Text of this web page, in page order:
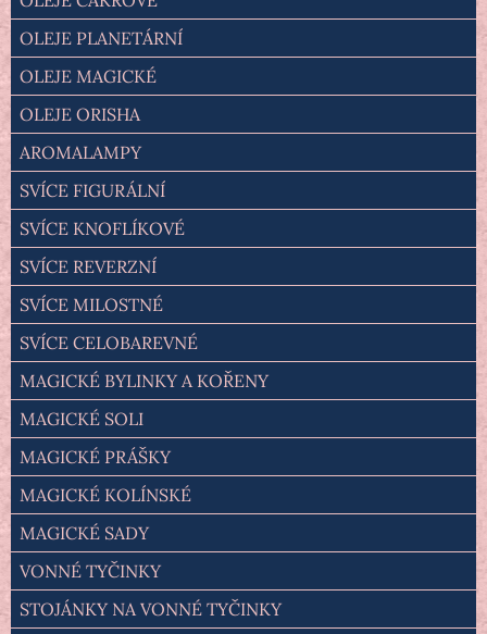
OLEJE PLANETÁRNÍ
OLEJE MAGICKÉ
OLEJE ORISHA
AROMALAMPY
SVÍCE FIGURÁLNÍ
SVÍCE KNOFLÍKOVÉ
SVÍCE REVERZNÍ
SVÍCE MILOSTNÉ
SVÍCE CELOBAREVNÉ
MAGICKÉ BYLINKY A KOŘENY
MAGICKÉ SOLI
MAGICKÉ PRÁŠKY
MAGICKÉ KOLÍNSKÉ
MAGICKÉ SADY
VONNÉ TYČINKY
STOJÁNKY NA VONNÉ TYČINKY